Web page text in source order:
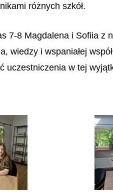
różnych szkół.
7-8 Magdalena i Sofiia z
wiedzy i wspaniałej
uczestniczenia w tej